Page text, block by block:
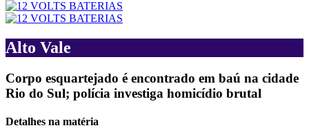
Alto Vale
Corpo esquartejado é encontrado em baú na cidade
Rio do Sul; polícia investiga homicídio brutal
Detalhes na matéria